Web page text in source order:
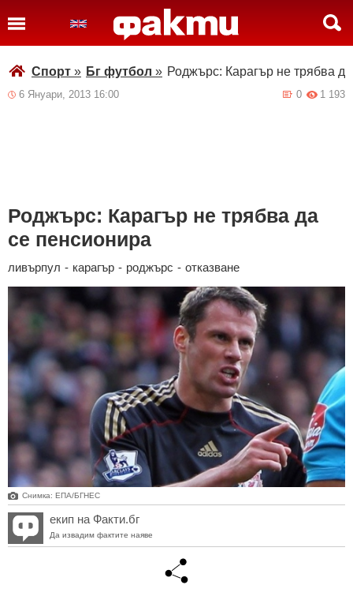
Спорт » Бг футбол » Роджърс: Карагър не трябва
6 Януари, 2013 16:00 1 193
0
Роджърс: Карагър не трябва да
се пенсионира
ливърпул - карагър - роджърс - отказване
Снимка: ЕПА/БГНЕС
екип на Факти.бг
Да извадим фактите наяве